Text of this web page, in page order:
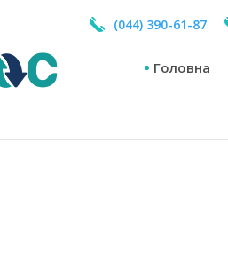
(044) 390-61-87
Головна